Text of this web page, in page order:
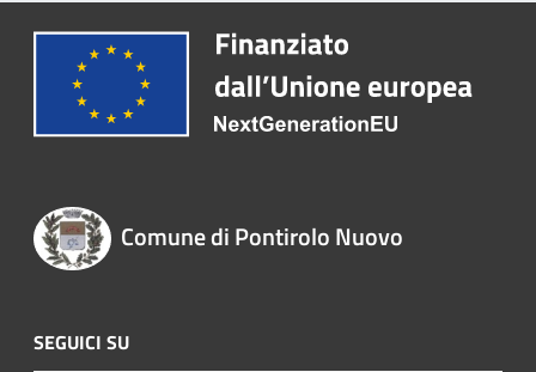
Comune di Pontirolo Nuovo
SEGUICI SU